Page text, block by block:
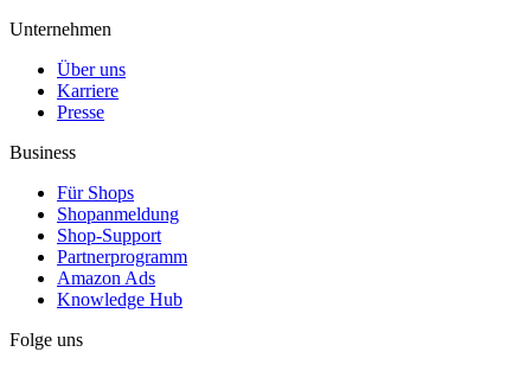
Unternehmen
Über uns
Karriere
Presse
Business
Für Shops
Shopanmeldung
Shop-Support
Partnerprogramm
Amazon Ads
Knowledge Hub
Folge uns